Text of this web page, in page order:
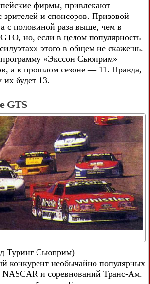
фирмы, привлекают
зрителей и спонсоров. Призовой
с половиной раза выше, чем в
но, если в целом популярность
этого в общем не скажешь.
программу «Экссон Сьюприм»
а в прошлом сезоне — 11. Правда,
будет 13.
GTS
Туринг Сьюприм) —
конкурент необычайно популярных
и соревнований Транс-Ам.